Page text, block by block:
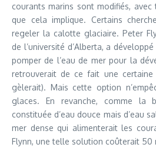
courants marins sont modifiés,
que cela implique. Certains
regeler la calotte glaciaire. Peter
de l’université d’Alberta, a
pomper de l’eau de mer pour la
retrouverait de ce fait une certaine
gèlerait). Mais cette option
glaces. En revanche, comme la
constituée d’eau douce mais d’eau
mer dense qui alimenterait les
Flynn, une telle solution coûterait 50